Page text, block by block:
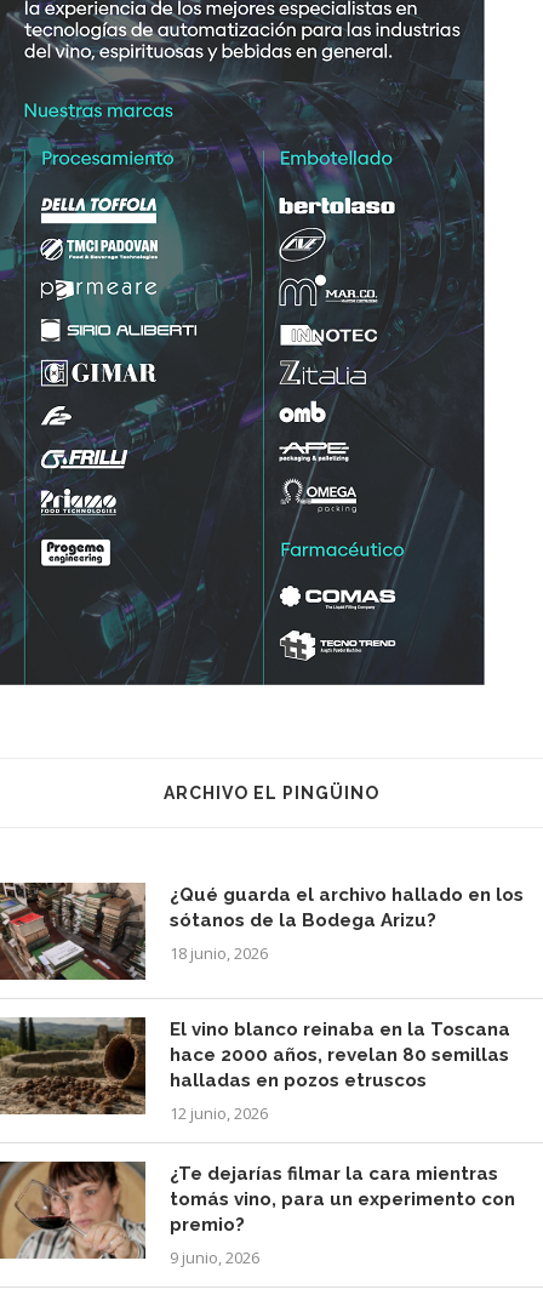
ARCHIVO EL PINGÜINO
¿Qué guarda el archivo hallado en los
sótanos de la Bodega Arizu?
18 junio, 2026
El vino blanco reinaba en la Toscana
hace 2000 años, revelan 80 semillas
halladas en pozos etruscos
12 junio, 2026
¿Te dejarías filmar la cara mientras
tomás vino, para un experimento con
premio?
9 junio, 2026